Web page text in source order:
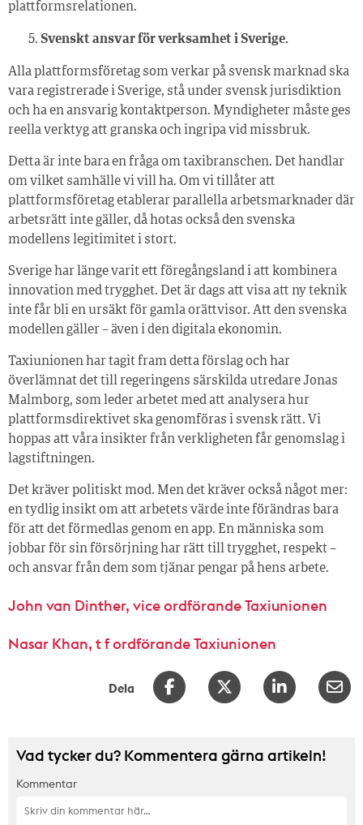
plattformsrelationen.
Svenskt ansvar för verksamhet i Sverige.
Alla plattformsföretag som verkar på svensk marknad ska
vara registrerade i Sverige, stå under svensk jurisdiktion
och ha en ansvarig kontaktperson. Myndigheter måste ges
reella verktyg att granska och ingripa vid missbruk.
Detta är inte bara en fråga om taxibranschen. Det handlar
om vilket samhälle vi vill ha. Om vi tillåter att
plattformsföretag etablerar parallella arbetsmarknader där
arbetsrätt inte gäller, då hotas också den svenska
modellens legitimitet i stort.
Sverige har länge varit ett föregångsland i att kombinera
innovation med trygghet. Det är dags att visa att ny teknik
inte får bli en ursäkt för gamla orättvisor. Att den svenska
modellen gäller – även i den digitala ekonomin.
Taxiunionen har tagit fram detta förslag och har
överlämnat det till regeringens särskilda utredare Jonas
Malmborg, som leder arbetet med att analysera hur
plattformsdirektivet ska genomföras i svensk rätt. Vi
hoppas att våra insikter från verkligheten får genomslag i
lagstiftningen.
Det kräver politiskt mod. Men det kräver också något mer:
en tydlig insikt om att arbetets värde inte förändras bara
för att det förmedlas genom en app. En människa som
jobbar för sin försörjning har rätt till trygghet, respekt –
och ansvar från dem som tjänar pengar på hens arbete.
John van Dinther, vice ordförande Taxiunionen
Nasar Khan, t f ordförande Taxiunionen
Dela
Vad tycker du? Kommentera gärna artikeln!
Kommentar